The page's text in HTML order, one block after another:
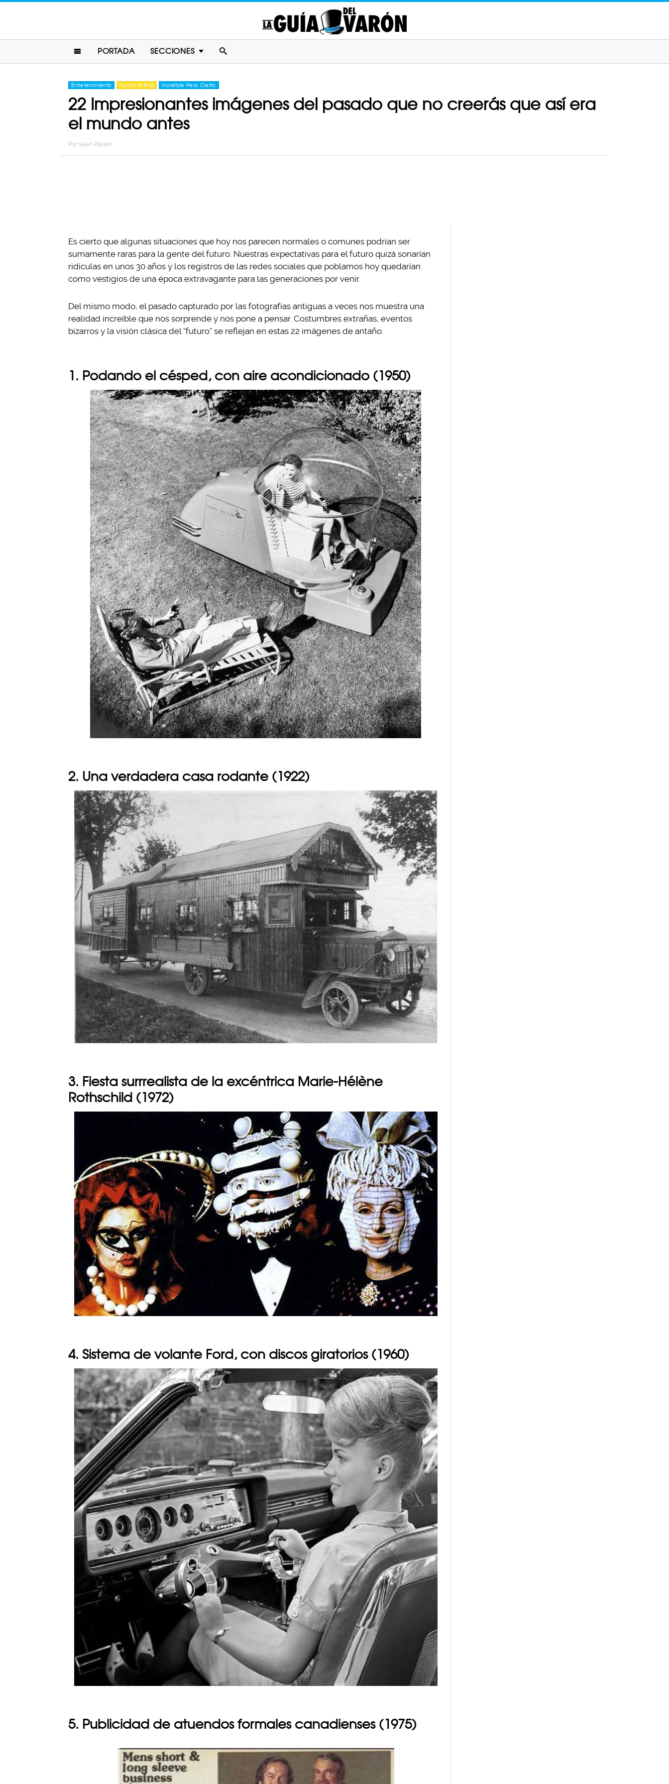
PORTADA SECCIONES
Entretenimiento Humor & Risa Increíble Pero Cierto
22 Impresionantes imágenes del pasado que no creerás que así era
el mundo antes
Por Sean Paskin
Es cierto que algunas situaciones que hoy nos parecen normales o comunes podrían ser
sumamente raras para la gente del futuro. Nuestras expectativas para el futuro quizá sonarían
ridículas en unos 30 años y los registros de las redes sociales que poblamos hoy quedarían
como vestigios de una época extravagante para las generaciones por venir.
Del mismo modo, el pasado capturado por las fotografías antiguas a veces nos muestra una
realidad increíble que nos sorprende y nos pone a pensar. Costumbres extrañas, eventos
bizarros y la visión clásica del “futuro” se reflejan en estas 22 imágenes de antaño.
1. Podando el césped, con aire acondicionado (1950)
2. Una verdadera casa rodante (1922)
3. Fiesta surrrealista de la excéntrica Marie-Hélène
Rothschild (1972)
4. Sistema de volante Ford, con discos giratorios (1960)
5. Publicidad de atuendos formales canadienses (1975)